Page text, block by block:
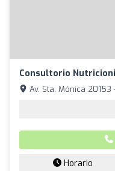
Consultorio
Av. Sta. Mónica
Horario